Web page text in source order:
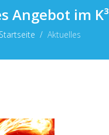
Angebot im K³
Startseite Aktuelles